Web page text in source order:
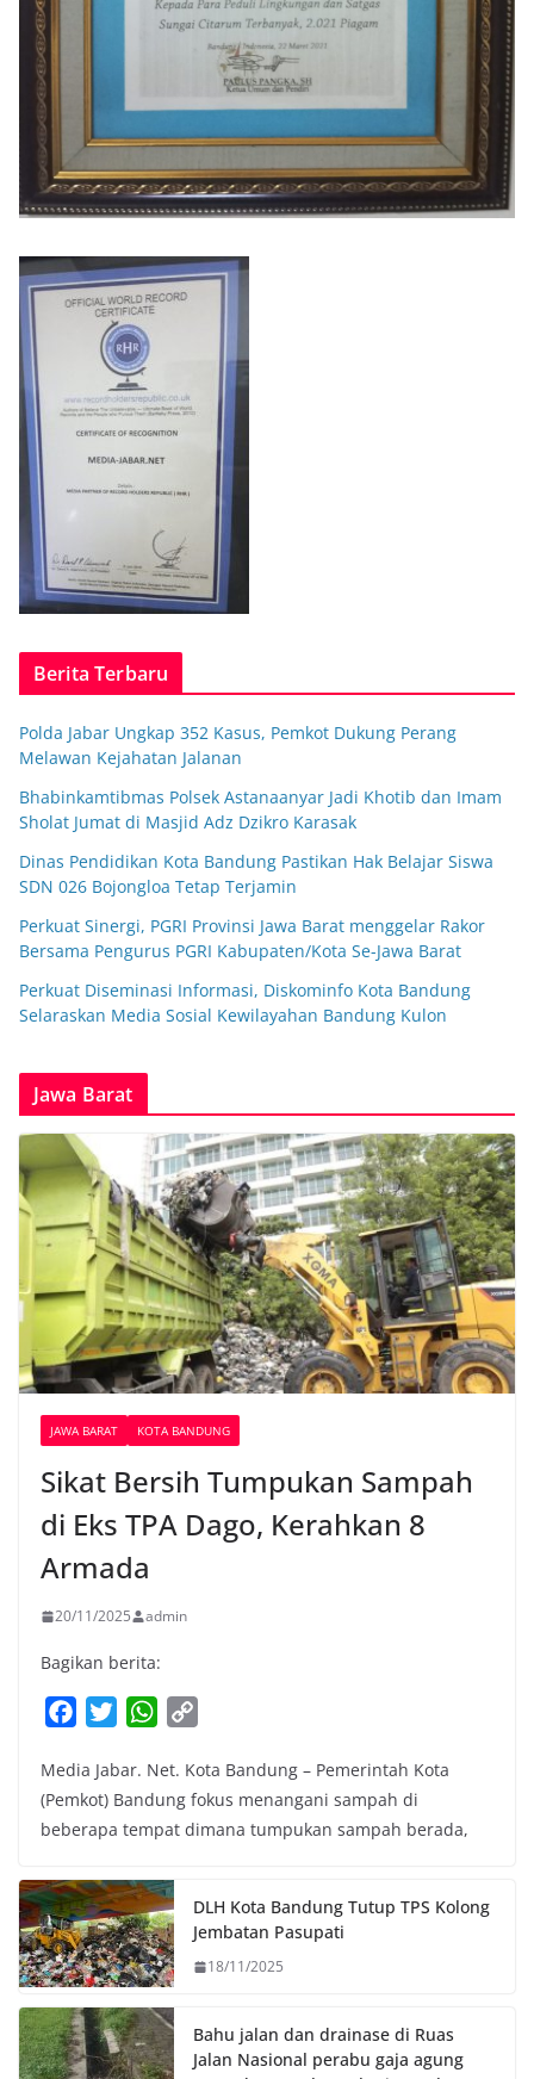
Berita Terbaru
Polda Jabar Ungkap 352 Kasus, Pemkot Dukung Perang
Melawan Kejahatan Jalanan
Bhabinkamtibmas Polsek Astanaanyar Jadi Khotib dan Imam
Sholat Jumat di Masjid Adz Dzikro Karasak
Dinas Pendidikan Kota Bandung Pastikan Hak Belajar Siswa
SDN 026 Bojongloa Tetap Terjamin
Perkuat Sinergi, PGRI Provinsi Jawa Barat menggelar Rakor
Bersama Pengurus PGRI Kabupaten/Kota Se-Jawa Barat
Perkuat Diseminasi Informasi, Diskominfo Kota Bandung
Selaraskan Media Sosial Kewilayahan Bandung Kulon
Jawa Barat
JAWA BARAT KOTA BANDUNG
Sikat Bersih Tumpukan Sampah
di Eks TPA Dago, Kerahkan 8
Armada
20/11/2025 admin
Bagikan berita:
c
e
b
o
k
i
t
t
r
W
a
t
s
p
p
p
y
L
n
k
Media Jabar. Net. Kota Bandung – Pemerintah Kota
(Pemkot) Bandung fokus menangani sampah di
beberapa tempat dimana tumpukan sampah berada,
DLH Kota Bandung Tutup TPS Kolong
Jembatan Pasupati
18/11/2025
Bahu jalan dan drainase di Ruas
Jalan Nasional perabu gaja agung